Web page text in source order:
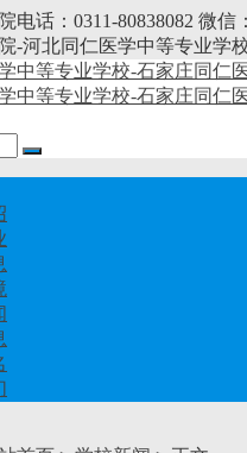
电话：0311-80838082 微信
-河北同仁医学中等专业学